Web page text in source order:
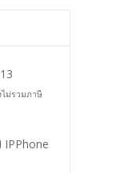
ไม่รวมภาษี
IPPhone